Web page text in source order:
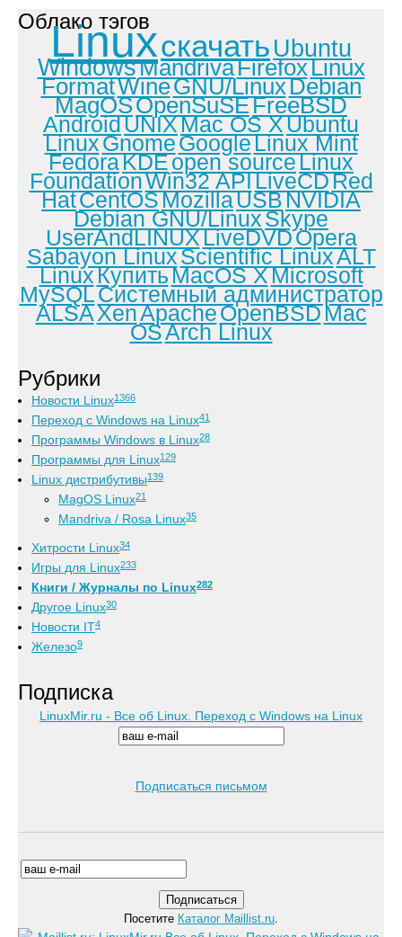
Облако тэгов
Linuxскачать Ubuntu
WindowsMandrivaFirefoxLinux
FormatWineGNU/LinuxDebian
MagOSOpenSuSEFreeBSD
AndroidUNIXMac OS XUbuntu
LinuxGnomeGoogleLinux Mint
FedoraKDEopen sourceLinux
FoundationWin32 APILiveCDRed
HatCentOSMozillaUSBNVIDIA
Debian GNU/LinuxSkype
UserAndLINUXLiveDVDOpera
Sabayon LinuxScientific LinuxALT
LinuxКупитьMacOS XMicrosoft
MySQLСистемный администратор
ALSAXenApacheOpenBSDMac
OSArch Linux
Рубрики
Новости Linux1366
Переход с Windows на Linux41
Программы Windows в Linux28
Программы для Linux129
Linux дистрибутивы139
MagOS Linux21
Mandriva / Rosa Linux35
Хитрости Linux34
Игры для Linux233
Книги / Журналы по Linux282
Другое Linux30
Новости IT4
Железо9
Подписка
LinuxMir.ru - Все об Linux. Переход с Windows на Linux
Подписаться письмом
Посетите Каталог Maillist.ru.